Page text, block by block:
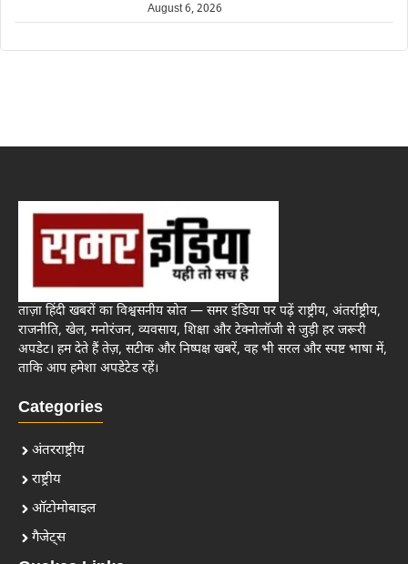
August 6, 2026
ताज़ा हिंदी खबरों का विश्वसनीय स्रोत — समर इंडिया पर पढ़ें राष्ट्रीय, अंतर्राष्ट्रीय,
राजनीति, खेल, मनोरंजन, व्यवसाय, शिक्षा और टेक्नोलॉजी से जुड़ी हर जरूरी
अपडेट। हम देते हैं तेज़, सटीक और निष्पक्ष खबरें, वह भी सरल और स्पष्ट भाषा में,
ताकि आप हमेशा अपडेटेड रहें।
Categories
अंतरराष्ट्रीय
राष्ट्रीय
ऑटोमोबाइल
गैजेट्स